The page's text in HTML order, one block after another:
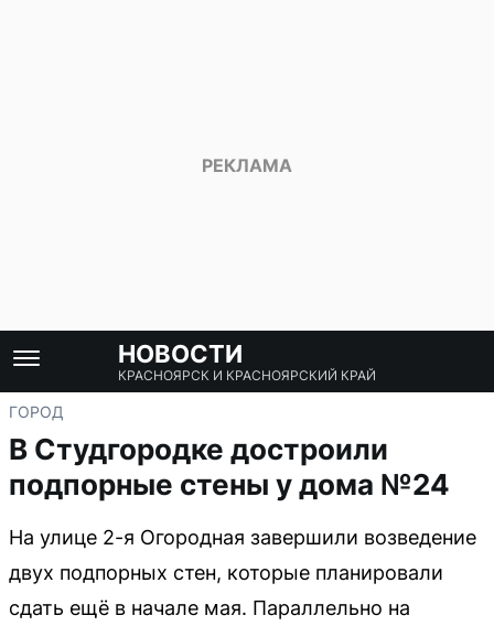
НОВОСТИ
КРАСНОЯРСК И КРАСНОЯРСКИЙ КРАЙ
ГОРОД
В Студгородке достроили
подпорные стены у дома №24
На улице 2-я Огородная завершили возведение
двух подпорных стен, которые планировали
сдать ещё в начале мая. Параллельно на